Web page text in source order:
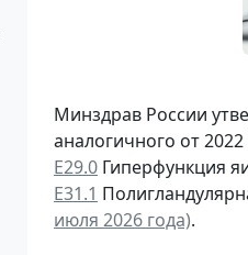
Минздрав России
аналогичного от
Е29.0 Гиперфункция
Е31.1
июля 2026 года).